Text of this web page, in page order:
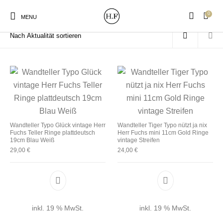
MENU
0
New Products On Sale! Wandteller Geschirrtücher
Gutscheine Magneten
Mützen / Beanies und
Start / Produkte verschlagwortet mit „Ringe“
Wandteller Typo Glück vintage Herr
Fuchs Teller Ringe plattdeutsch
19cm Blau Weiß
29,00 €
inkl. 19 % MwSt.
Wandteller Tiger Typo nützt ja nix
Herr Fuchs mini 11cm Gold Ringe
vintage Streifen
24,00 €
inkl. 19 % MwSt.